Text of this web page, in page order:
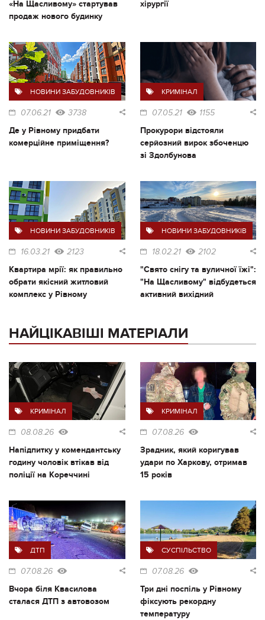
«На Щасливому» стартував
продаж нового будинку
хірургії
НОВИНИ ЗАБУДОВНИКІВ
07.06.21 3738
Де у Рівному придбати
комерційне приміщення?
КРИМІНАЛ
07.05.21 1155
Прокурори відстояли
серйозний вирок збоченцю
зі Здолбунова
НОВИНИ ЗАБУДОВНИКІВ
16.03.21 2123
Квартира мрії: як правильно
обрати якісний житловий
комплекс у Рівному
НОВИНИ ЗАБУДОВНИКІВ
18.02.21 2102
"Свято снігу та вуличної їжі":
"На Щасливому" відбудеться
активний вихідний
НАЙЦІКАВІШІ МАТЕРІАЛИ
КРИМІНАЛ
08.08.26
Напідпитку у комендантську
годину чоловік втікав від
поліції на Кореччині
КРИМІНАЛ
07.08.26
Зрадник, який коригував
удари по Харкову, отримав
15 років
ДТП
07.08.26
Вчора біля Квасилова
сталася ДТП з автовозом
СУСПІЛЬСТВО
07.08.26
Три дні поспіль у Рівному
фіксують рекордну
температуру